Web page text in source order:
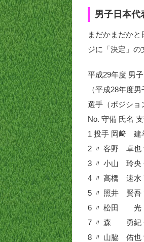
男子日本代
まだかまだか
ジに「決定」の
平成29年度 男
（平成28年度
選手（ポジショ
No. 守備 氏名
1 投手 岡﨑 建
2 〃 客野 卓也
3 〃 小山 玲央
4 〃 高橋 速水
5 〃 照井 賢吾
6 〃 松田 光
7 〃 森 勇紀
8 〃 山脇 佑也